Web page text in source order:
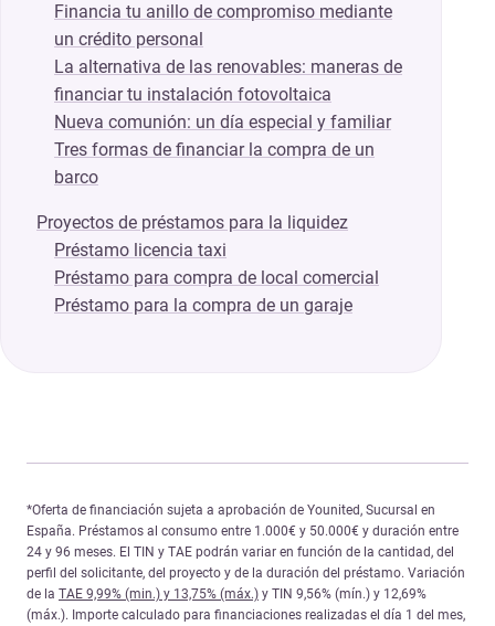
Financia tu anillo de compromiso mediante
un crédito personal
La alternativa de las renovables: maneras de
financiar tu instalación fotovoltaica
Nueva comunión: un día especial y familiar
Tres formas de financiar la compra de un
barco
Proyectos de préstamos para la liquidez
Préstamo licencia taxi
Préstamo para compra de local comercial
Préstamo para la compra de un garaje
*Oferta de financiación sujeta a aprobación de Younited, Sucursal en
España. Préstamos al consumo entre 1.000€ y 50.000€ y duración entre
24 y 96 meses. El TIN y TAE podrán variar en función de la cantidad, del
perfil del solicitante, del proyecto y de la duración del préstamo. Variación
de la TAE 9,99% (min.) y 13,75% (máx.) y TIN 9,56% (mín.) y 12,69%
(máx.). Importe calculado para financiaciones realizadas el día 1 del mes,